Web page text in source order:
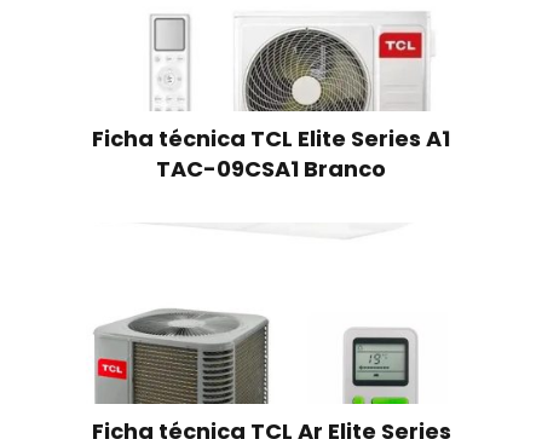
Ficha técnica TCL Elite Series A1
TAC-09CSA1 Branco
Ficha técnica TCL Ar Elite Series